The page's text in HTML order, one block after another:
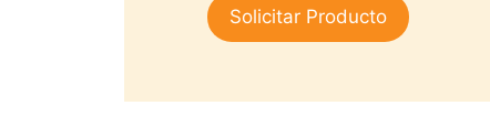
$25,000. $15,000.
00
Solicitar Producto